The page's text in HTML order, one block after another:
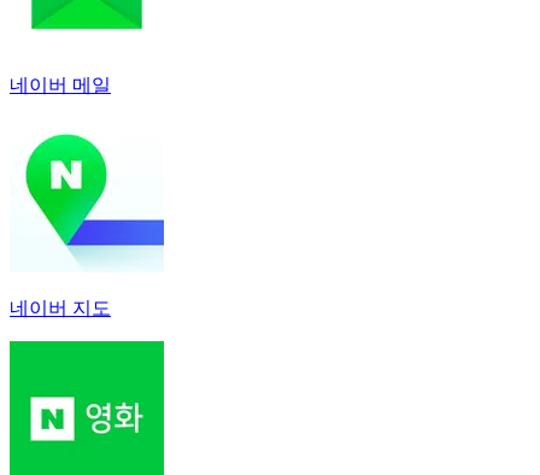
네이버 메일
네이버 지도